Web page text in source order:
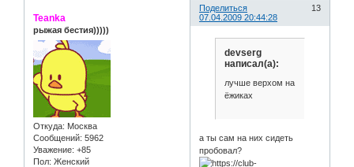
Поделиться
13
07.04.2009 20:44:28
Teanka
рыжая бестия)))))
Откуда: Москва
Сообщений: 5962
Уважение: +85
Пол: Женский
devserg
написал(а):
лучше верхом на
ёжиках
а ты сам на них сидеть
пробовал?